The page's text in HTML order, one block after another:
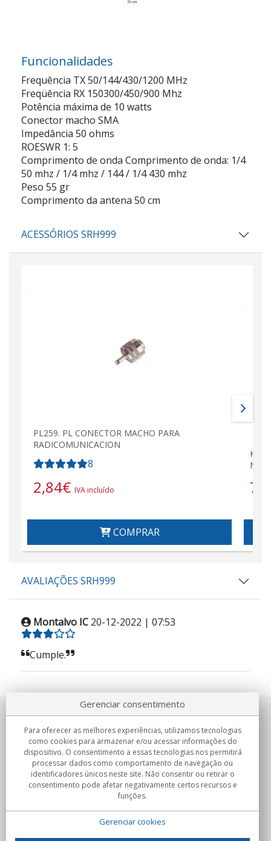
Funcionalidades
Frequência TX 50/144/430/1200 MHz
Freqüência RX 150300/450/900 Mhz
Potência máxima de 10 watts
Conector macho SMA
Impedância 50 ohms
ROESWR 1: 5
Comprimento de onda Comprimento de onda: 1/4
50 mhz / 1/4 mhz / 144 / 1/4 430 mhz
Peso 55 gr
Comprimento da antena 50 cm
ACESSÓRIOS SRH999
PL259. PL CONECTOR MACHO PARA
RADICOMUNICACION
8
2,84€ IVA incluído
COMPRAR
Mhz
AVALIAÇÕES SRH999
Montalvo IC 20-12-2022 | 07:53
Cumple.
Sobre nosotros
Compromissos
Compras
Gerenciar consentimento
Para oferecer as melhores experiências, utilizamos tecnologias
como cookies para armazenar e/ou acessar informações do
dispositivo. O consentimento a essas tecnologias nos permitirá
processar dados como comportamento de navegação ou
identificadores únicos neste site. Não consentir ou retirar o
consentimento pode afetar negativamente certos recursos e
funções.
Gerenciar cookies